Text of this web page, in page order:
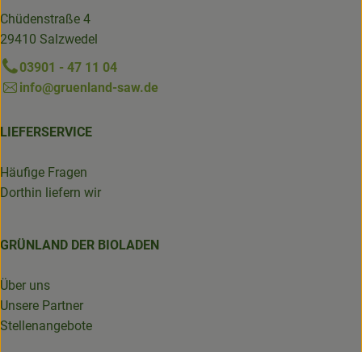
Chüdenstraße 4
29410 Salzwedel
03901 - 47 11 04
info@gruenland-saw.de
LIEFERSERVICE
Häufige Fragen
Dorthin liefern wir
GRÜNLAND DER BIOLADEN
Über uns
Unsere Partner
Stellenangebote